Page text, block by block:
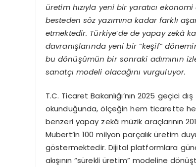
üretim hızıyla yeni bir yaratıcı
besteden söz yazımına kadar farklı
etmektedir. Türkiye’de de yapay zekâ
davranışlarında yeni bir “keşif” d
bu dönüşümün bir sonraki adımının
sanatçı modeli olacağını vurguluyor.
T.C. Ticaret Bakanlığı’nın 2025 geçici
okunduğunda, ölçeğin hem ticarette
benzeri yapay zekâ müzik araçlarının
Mubert’in 100 milyon parçalık üretim
göstermektedir. Dijital platformlara
akışının “sürekli üretim” modeline